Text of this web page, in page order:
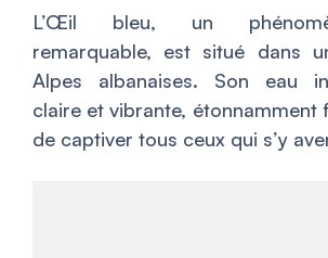
L’Œil bleu, un
remarquable, est situé dans
Alpes albanaises. Son eau
claire et vibrante, étonnamment
de captiver tous ceux qui s’y